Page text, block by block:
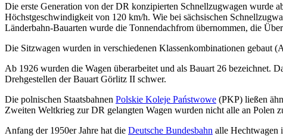
Die erste Generation von der DR konzipierten Schnellzugwagen wurde
Höchstgeschwindigkeit von 120 km/h. Wie bei sächsischen
Länderbahn-Bauarten wurde die Tonnendachfrom übernommen, die
Die Sitzwagen wurden in verschiedenen Klassenkombinationen gebaut
Ab 1926 wurden die Wagen überarbeitet und als Bauart 26 bezeichnet.
Drehgestellen der Bauart Görlitz II schwer.
Die polnischen Staatsbahnen Polskie Koleje Państwowe (PKP) ließen
Zweiten Weltkrieg zur DR gelangten Wagen wurden nicht alle an Polen
Anfang der 1950er Jahre hat die Deutsche Bundesbahn alle Hechtwagen